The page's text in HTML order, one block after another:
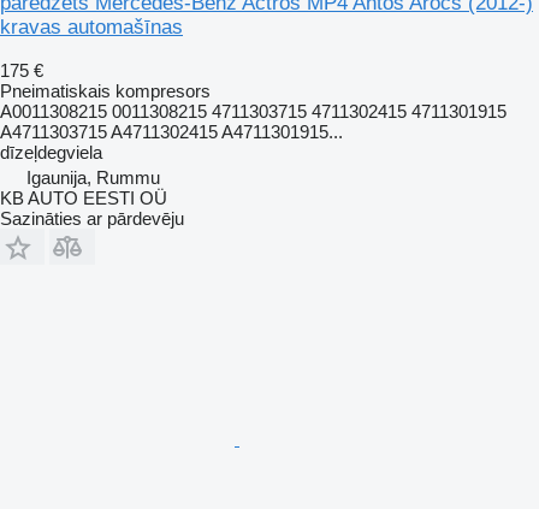
kravas automašīnas
175 €
Pneimatiskais kompresors
A0011308215 0011308215 4711303715 4711302415 4711301915
A4711303715 A4711302415 A4711301915...
dīzeļdegviela
Igaunija, Rummu
KB AUTO EESTI OÜ
Sazināties ar pārdevēju